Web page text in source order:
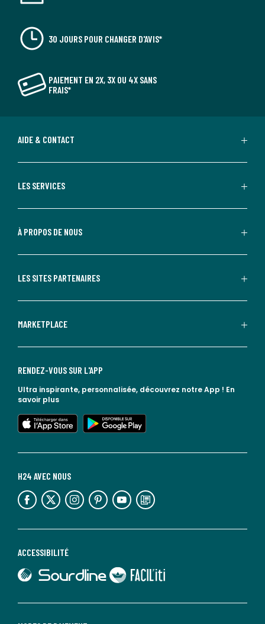
30 JOURS POUR CHANGER D'AVIS*
PAIEMENT EN 2X, 3X OU 4X SANS
FRAIS*
AIDE & CONTACT
LES SERVICES
À PROPOS DE NOUS
LES SITES PARTENAIRES
MARKETPLACE
ACCESSIBILITÉ
lien vers Faciliti
H24 AVEC NOUS
lien vers l'espace réseaux sociaux lien vers l'espace réseaux sociaux lien vers l'espace réseaux sociaux lien vers l'espace réseaux sociaux lien vers l'espace réseaux sociaux lien vers le blog la redoute
RENDEZ-VOUS SUR L'APP
Ultra inspirante, personnalisée, découvrez notre App ! En
savoir plus
lien vers l'app store
lien vers google play